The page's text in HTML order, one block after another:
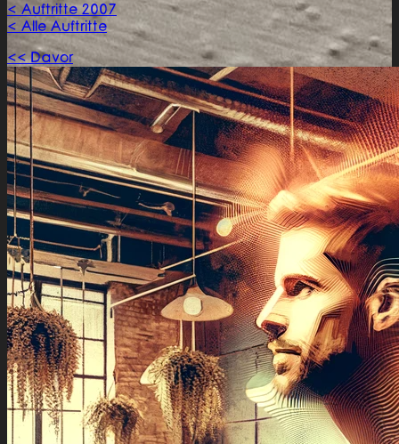
< Auftritte 2007
< Alle Auftritte
<< Davor